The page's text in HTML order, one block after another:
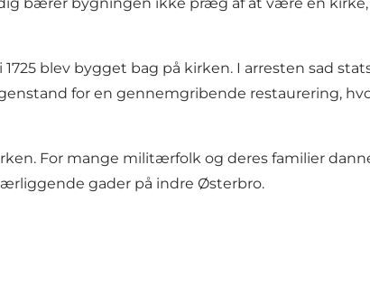
blev bygget bag på kirken. I arresten sad
genstand for en gennemgribende restaurering,
For mange militærfolk og deres familier
gader på indre Østerbro.